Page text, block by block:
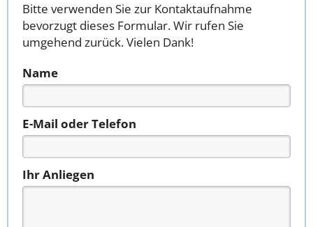
Bitte verwenden Sie zur Kontaktaufnahme
bevorzugt dieses Formular. Wir rufen Sie
umgehend zurück. Vielen Dank!
Name
E-Mail oder Telefon
Ihr Anliegen